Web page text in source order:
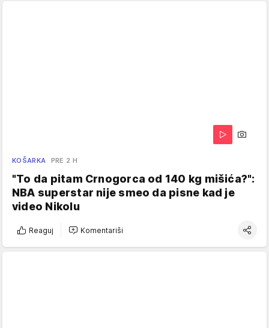
KOŠARKA PRE 2 H
"To da pitam Crnogorca od 140 kg mišića?":
NBA superstar nije smeo da pisne kad je
video Nikolu
Reaguj Komentariši